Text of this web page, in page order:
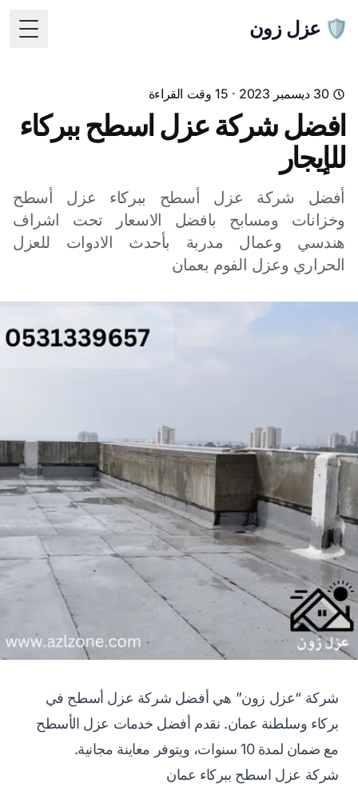
🛡️ عزل زون
30 ديسمبر 2023 · 15 وقت القراءة
افضل شركة عزل اسطح ببركاء
للإيجار
أفضل شركة عزل أسطح ببركاء عزل أسطح
وخزانات ومسابح بافضل الاسعار تحت اشراف
هندسي وعمال مدربة بأحدث الادوات للعزل
الحراري وعزل الفوم بعمان
شركة “عزل زون” هي أفضل شركة عزل أسطح في
بركاء وسلطنة عمان. نقدم أفضل خدمات عزل الأسطح
مع ضمان لمدة 10 سنوات، ويتوفر معاينة مجانية.
شركة عزل اسطح ببركاء عمان